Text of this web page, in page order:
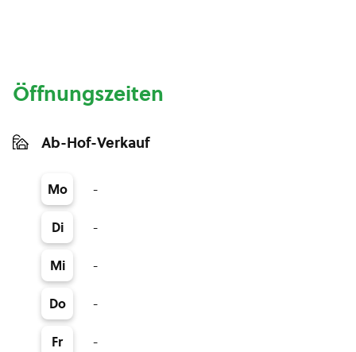
Öffnungszeiten
Ab-Hof-Verkauf
Mo -
Di -
Mi -
Do -
Fr -